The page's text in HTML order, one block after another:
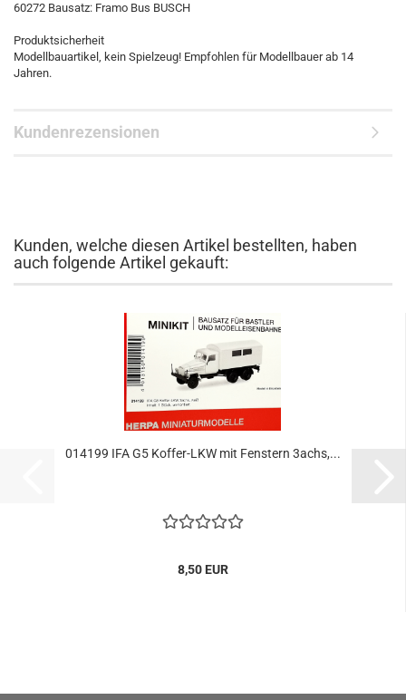
60272 Bausatz: Framo Bus BUSCH
Produktsicherheit
Modellbauartikel, kein Spielzeug! Empfohlen für Modellbauer ab 14
Jahren.
Kundenrezensionen
Kunden, welche diesen Artikel bestellten, haben
auch folgende Artikel gekauft:
014199 IFA G5 Koffer-LKW mit Fenstern 3achs,...
8,50 EUR